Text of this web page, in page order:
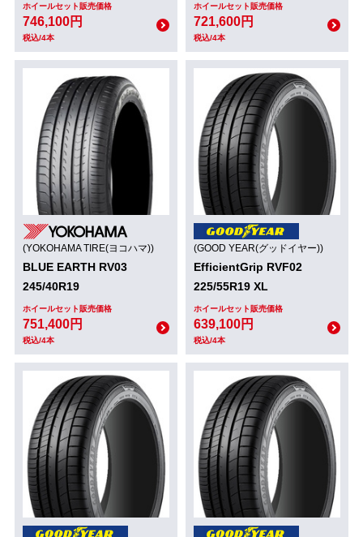
ホイールセット販売価格
746,100円
税込/4本
ホイールセット販売価格
721,600円
税込/4本
(YOKOHAMA TIRE(ヨコハマ))
BLUE EARTH RV03
245/40R19
ホイールセット販売価格
751,400円
税込/4本
(GOOD YEAR(グッドイヤー))
EfficientGrip RVF02
225/55R19 XL
ホイールセット販売価格
639,100円
税込/4本